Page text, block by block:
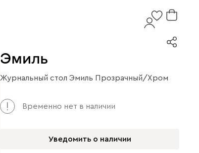
Эмиль
Журнальный стол Эмиль Прозрачный/Хром
Арт. 204031
Временно нет в наличии
Уведомить о наличии